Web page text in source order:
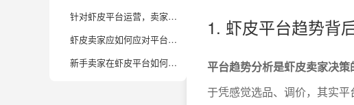
针对虾皮平台运营，卖家如何利用数据提升转化率和复购率？
虾皮卖家应如何应对平台规则及算法变化带来的挑战？
新手卖家在虾皮平台如何通过数据分析实现快速成长？
1. 虾皮平台趋势背
平台趋势分析是虾皮卖家决
于凭感觉选品、调价，其实